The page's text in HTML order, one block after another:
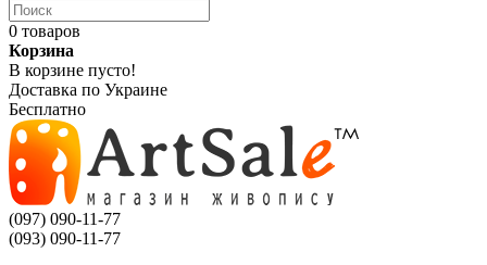
0 товаров
Корзина
В корзине пусто!
Доставка по Украине
Бесплатно
(097) 090-11-77
(093) 090-11-77